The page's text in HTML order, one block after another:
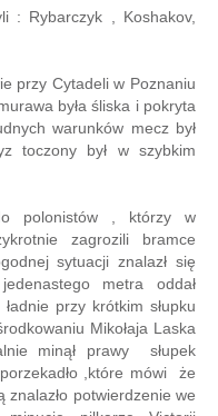
: Rybarczyk , Koshakov,
przy Cytadeli w Poznaniu
była śliska i pokryta
warunków mecz był
toczony był w szybkim
polonistów , którzy w
zagrozili bramce
sytuacji znalazł się
metra oddał
przy krótkim słupku
Mikołaja Laska
minął prawy słupek
,które mówi że
potwierdzenie we